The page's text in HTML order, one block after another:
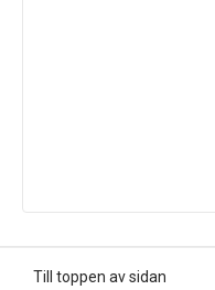
Till toppen av sidan